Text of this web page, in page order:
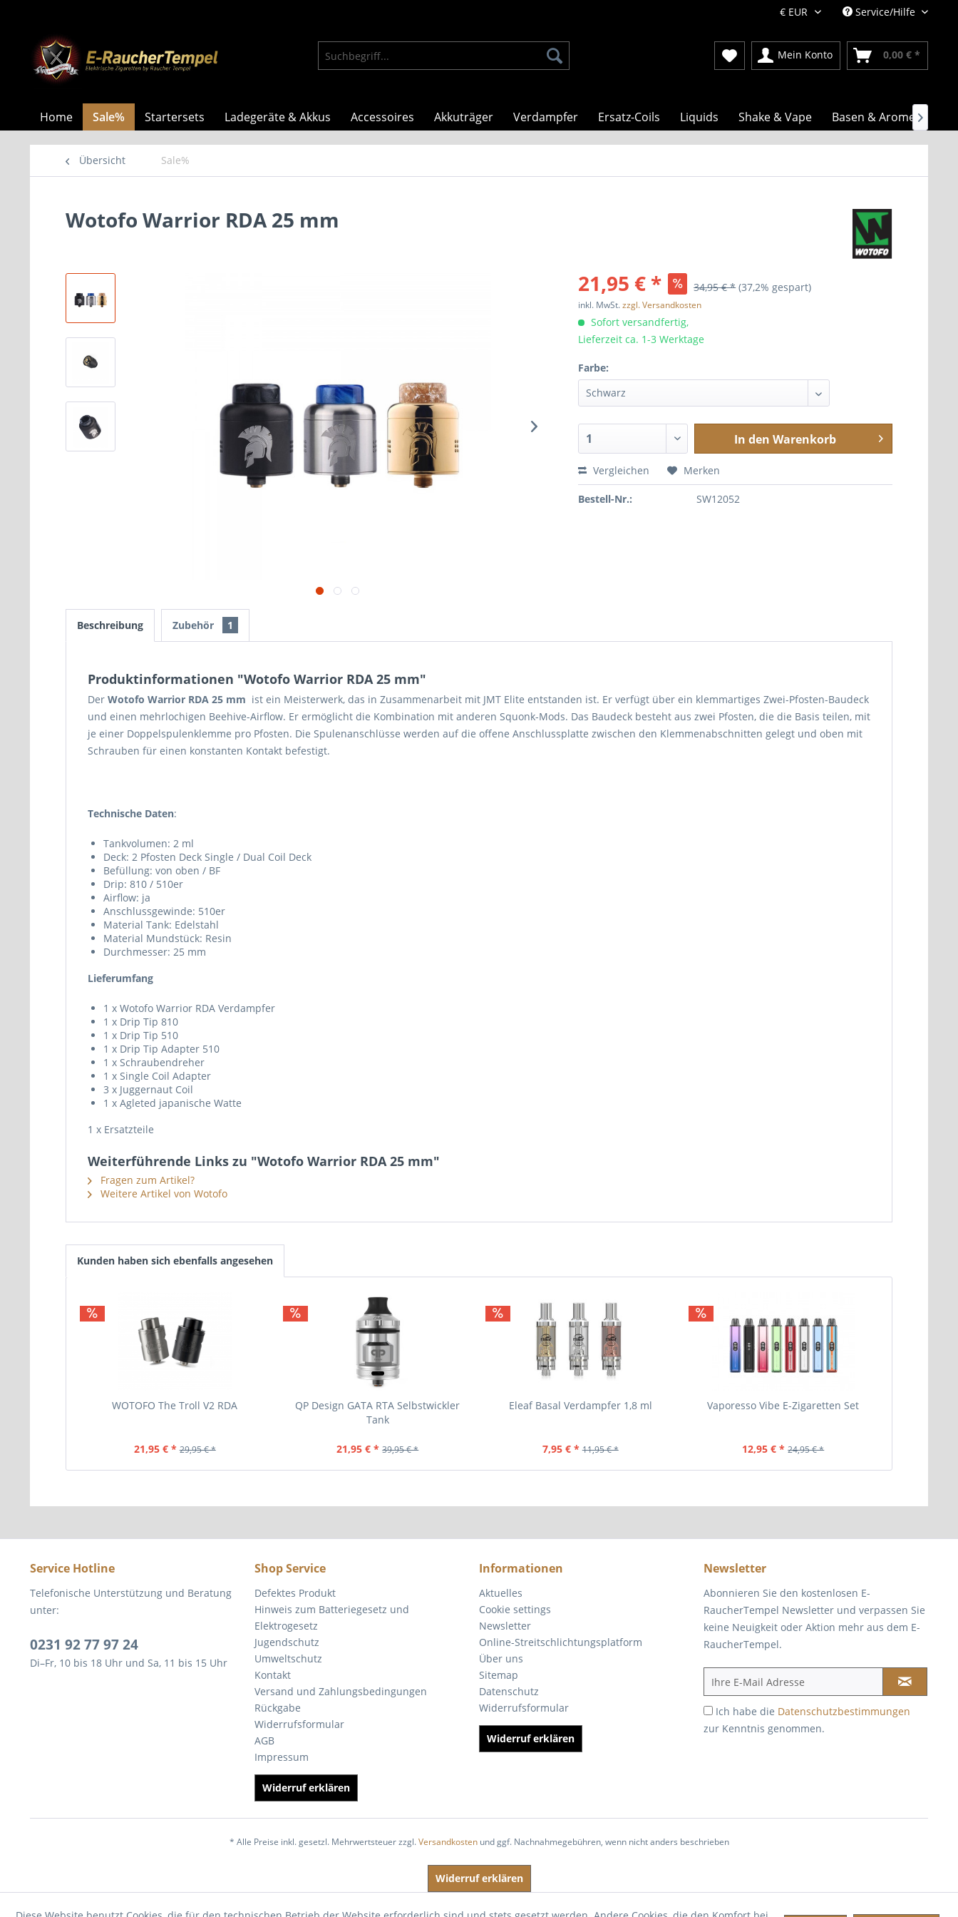
Service/Hilfe
Mein Konto 0,00 € *
Home Sale% Startersets Ladegeräte & Akkus Accessoires Akkuträger Verdampfer Ersatz-Coils Liquids Shake & Vape Basen & Aromen

Übersicht Sale%
Wotofo Warrior RDA 25 mm
21,95 € * 34,95 € * (37,2% gespart)
inkl. MwSt.zzgl. Versandkosten
Sofort versandfertig,
Lieferzeit ca. 1-3 Werktage
Farbe:
In den Warenkorb
Vergleichen Merken
Bestell-Nr.: SW12052
Beschreibung Zubehör 1
Produktinformationen "Wotofo Warrior RDA 25 mm"
Der Wotofo Warrior RDA 25 mm ist ein Meisterwerk, das in Zusammenarbeit mit JMT Elite entstanden ist. Er verfügt über ein klemmartiges Zwei-Pfosten-Baudeck
und einen mehrlochigen Beehive-Airflow. Er ermöglicht die Kombination mit anderen Squonk-Mods. Das Baudeck besteht aus zwei Pfosten, die die Basis teilen, mit
je einer Doppelspulenklemme pro Pfosten. Die Spulenanschlüsse werden auf die offene Anschlussplatte zwischen den Klemmenabschnitten gelegt und oben mit
Schrauben für einen konstanten Kontakt befestigt.
Technische Daten:
Tankvolumen: 2 ml
Deck: 2 Pfosten Deck Single / Dual Coil Deck
Befüllung: von oben / BF
Drip: 810 / 510er
Airflow: ja
Anschlussgewinde: 510er
Material Tank: Edelstahl
Material Mundstück: Resin
Durchmesser: 25 mm
Lieferumfang
1 x Wotofo Warrior RDA Verdampfer
1 x Drip Tip 810
1 x Drip Tip 510
1 x Drip Tip Adapter 510
1 x Schraubendreher
1 x Single Coil Adapter
3 x Juggernaut Coil
1 x Agleted japanische Watte
1 x Ersatzteile
Weiterführende Links zu "Wotofo Warrior RDA 25 mm"
Fragen zum Artikel?
Weitere Artikel von Wotofo
Kunden haben sich ebenfalls angesehen
WOTOFO The Troll V2 RDA
21,95 € * 29,95 € *
QP Design GATA RTA Selbstwickler
Tank
21,95 € * 39,95 € *
Eleaf Basal Verdampfer 1,8 ml
7,95 € * 11,95 € *
Vaporesso Vibe E-Zigaretten Set
12,95 € * 24,95 € *
Service Hotline
Telefonische Unterstützung und Beratung
unter:
0231 92 77 97 24
Di–Fr, 10 bis 18 Uhr und Sa, 11 bis 15 Uhr
Shop Service
Defektes Produkt
Hinweis zum Batteriegesetz und
Elektrogesetz
Jugendschutz
Umweltschutz
Kontakt
Versand und Zahlungsbedingungen
Rückgabe
Widerrufsformular
AGB
Impressum
Widerruf erklären
Informationen
Aktuelles
Cookie settings
Newsletter
Online-Streitschlichtungsplatform
Über uns
Sitemap
Datenschutz
Widerrufsformular
Widerruf erklären
Newsletter
Abonnieren Sie den kostenlosen E-
RaucherTempel Newsletter und verpassen Sie
keine Neuigkeit oder Aktion mehr aus dem E-
RaucherTempel.
Ich habe die Datenschutzbestimmungen
zur Kenntnis genommen.
* Alle Preise inkl. gesetzl. Mehrwertsteuer zzgl.Versandkostenund ggf. Nachnahmegebühren, wenn nicht anders beschrieben
Widerruf erklären